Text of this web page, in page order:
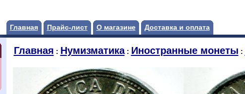
Главная Прайс-лист О магазине Доставка и оплата
Главная : Нумизматика: Иностранные монеты :